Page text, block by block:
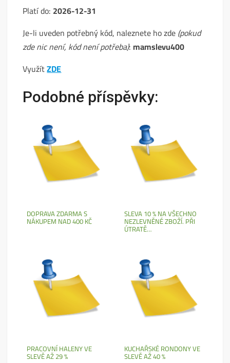
Platí do: 2026-12-31
Je-li uveden potřebný kód, naleznete ho zde(pokud
zde nic není, kód není potřeba): mamslevu400
VyužítZDE
Podobné příspěvky:
DOPRAVA ZDARMA S
NÁKUPEM NAD 400 KČ
SLEVA 10 % NA VŠECHNO
NEZLEVNĚNÉ ZBOŽÍ. PŘI
ÚTRATĚ…
PRACOVNÍ HALENY VE
SLEVĚ AŽ 29 %
KUCHAŘSKÉ RONDONY VE
SLEVĚ AŽ 40 %